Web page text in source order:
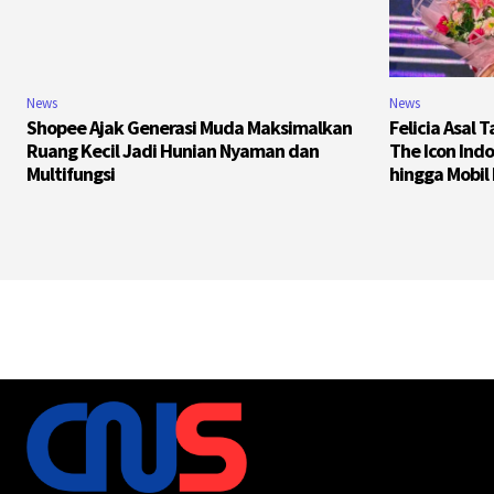
News
Shopee Ajak Generasi Muda Maksimalkan
Ruang Kecil Jadi Hunian Nyaman dan
Multifungsi
News
Felicia Asal
The Icon
hingga